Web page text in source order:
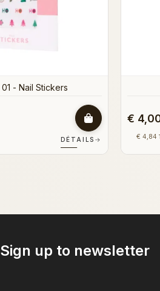
DÉTAILS →
€
€ 3,39
Sign up to newsletter